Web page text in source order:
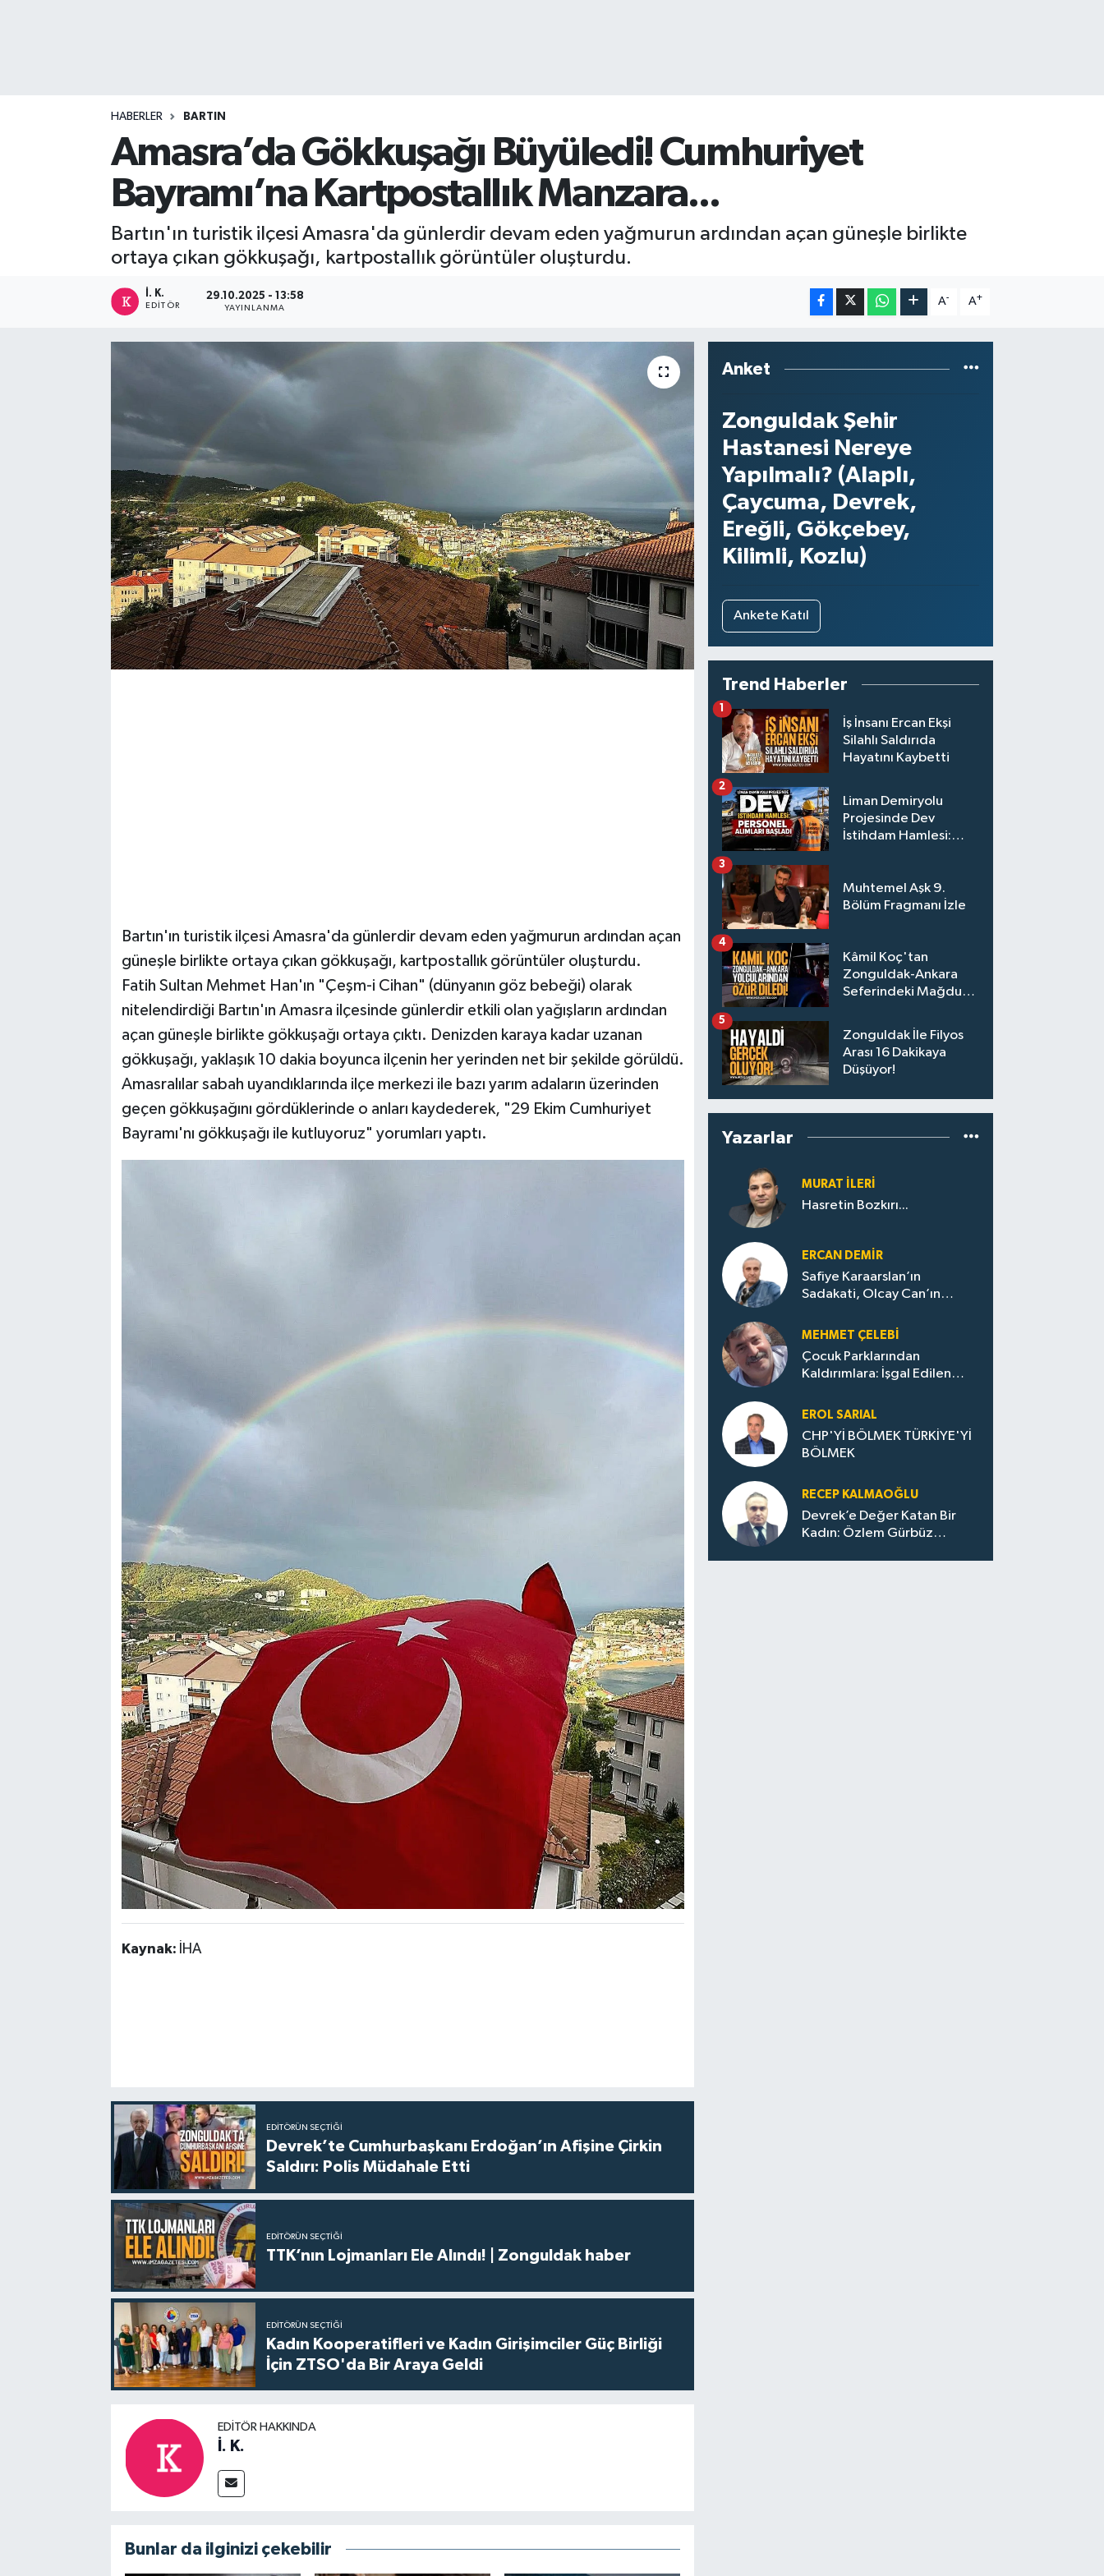
HABERLER BARTIN
Amasra’da Gökkuşağı Büyüledi! Cumhuriyet
Bayramı’na Kartpostallık Manzara...
Bartın'ın turistik ilçesi Amasra'da günlerdir devam eden yağmurun ardından açan güneşle birlikte
ortaya çıkan gökkuşağı, kartpostallık görüntüler oluşturdu.
İ. K.
EDITÖR
29.10.2025 - 13:58
YAYINLANMA
A- A+
Bartın'ın turistik ilçesi Amasra'da günlerdir devam eden yağmurun ardından açan
güneşle birlikte ortaya çıkan gökkuşağı, kartpostallık görüntüler oluşturdu.
Fatih Sultan Mehmet Han'ın "Çeşm-i Cihan" (dünyanın göz bebeği) olarak
nitelendirdiği Bartın'ın Amasra ilçesinde günlerdir etkili olan yağışların ardından
açan güneşle birlikte gökkuşağı ortaya çıktı. Denizden karaya kadar uzanan
gökkuşağı, yaklaşık 10 dakia boyunca ilçenin her yerinden net bir şekilde görüldü.
Amasralılar sabah uyandıklarında ilçe merkezi ile bazı yarım adaların üzerinden
geçen gökkuşağını gördüklerinde o anları kaydederek, "29 Ekim Cumhuriyet
Bayramı'nı gökkuşağı ile kutluyoruz" yorumları yaptı.
Kaynak: İHA
EDITÖRÜN SEÇTIĞI
Devrek’te Cumhurbaşkanı Erdoğan’ın Afişine Çirkin
Saldırı: Polis Müdahale Etti
EDITÖRÜN SEÇTIĞI
TTK’nın Lojmanları Ele Alındı! | Zonguldak haber
EDITÖRÜN SEÇTIĞI
Kadın Kooperatifleri ve Kadın Girişimciler Güç Birliği
İçin ZTSO'da Bir Araya Geldi
EDITÖR HAKKINDA
İ. K.
Bunlar da ilginizi çekebilir
Anket
Zonguldak Şehir
Hastanesi Nereye
Yapılmalı? (Alaplı,
Çaycuma, Devrek,
Ereğli, Gökçebey,
Kilimli, Kozlu)
Ankete Katıl
Trend Haberler
İş İnsanı Ercan Ekşi
Silahlı Saldırıda
Hayatını Kaybetti
1
Liman Demiryolu
Projesinde Dev
İstihdam Hamlesi:
2
Muhtemel Aşk 9.
Bölüm Fragmanı İzle
3
Kâmil Koç'tan
Zonguldak-Ankara
Seferindeki Mağdur
4
Zonguldak İle Filyos
Arası 16 Dakikaya
Düşüyor!
5
Yazarlar
MURAT İLERI
Hasretin Bozkırı...
ERCAN DEMIR
Safiye Karaarslan’ın
Sadakati, Olcay Can’ın
Zonguldak’ta Yeni Dönemi..
MEHMET ÇELEBI
Çocuk Parklarından
Kaldırımlara: İşgal Edilen
Evler Çöp Dolu
EROL SARIAL
CHP'Yİ BÖLMEK TÜRKİYE'Yİ
BÖLMEK
RECEP KALMAOĞLU
Devrek’e Değer Katan Bir
Kadın: Özlem Gürbüz
GÖKÇEBEY
KASTAMONU